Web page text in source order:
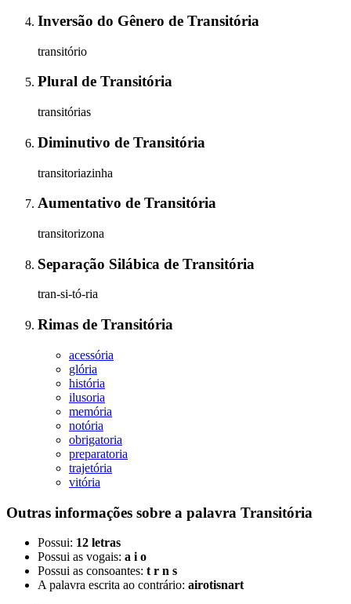
Inversão do Gênero de Transitória
transitório
Plural de Transitória
transitórias
Diminutivo de Transitória
transitoriazinha
Aumentativo de Transitória
transitorizona
Separação Silábica de Transitória
tran-si-tó-ria
Rimas de Transitória
acessória
glória
história
ilusoria
memória
notória
obrigatoria
preparatoria
trajetória
vitória
Outras informações sobre a palavra Transitória
Possui: 12 letras
Possui as vogais: a i o
Possui as consoantes: t r n s
A palavra escrita ao contrário: airotisnart